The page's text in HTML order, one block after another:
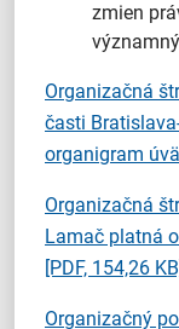
zmien
Organizačná
časti
organigram
Organizačná
Lamač platná
[PDF, 154,26
Organizačný